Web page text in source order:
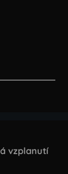
vzplanutí